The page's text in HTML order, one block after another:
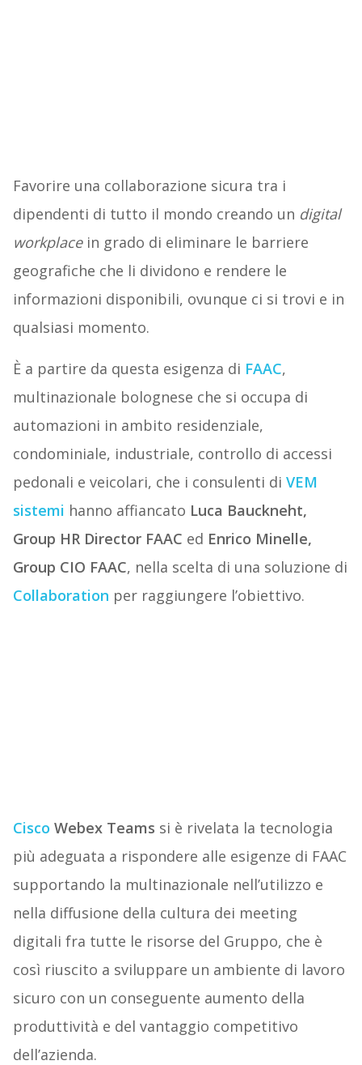
Favorire una collaborazione sicura tra i
dipendenti di tutto il mondo creando un digital
workplacein grado di eliminare le barriere
geografiche che li dividono e rendere le
informazioni disponibili, ovunque ci si trovi e in
qualsiasi momento.
È a partire da questa esigenza di FAAC,
multinazionale bolognese che si occupa di
automazioni in ambito residenziale,
condominiale, industriale, controllo di accessi
pedonali e veicolari, che i consulenti di VEM
sistemi hanno affiancato Luca Bauckneht,
Group HR Director FAAC ed Enrico Minelle,
Group CIO FAAC, nella scelta di una soluzione di
Collaboration per raggiungere l’obiettivo.
Cisco Webex Teams si è rivelata la tecnologia
più adeguata a rispondere alle esigenze di FAAC
supportando la multinazionale nell’utilizzo e
nella diffusione della cultura dei meeting
digitali fra tutte le risorse del Gruppo, che è
così riuscito a sviluppare un ambiente di lavoro
sicuro con un conseguente aumento della
produttività e del vantaggio competitivo
dell’azienda.